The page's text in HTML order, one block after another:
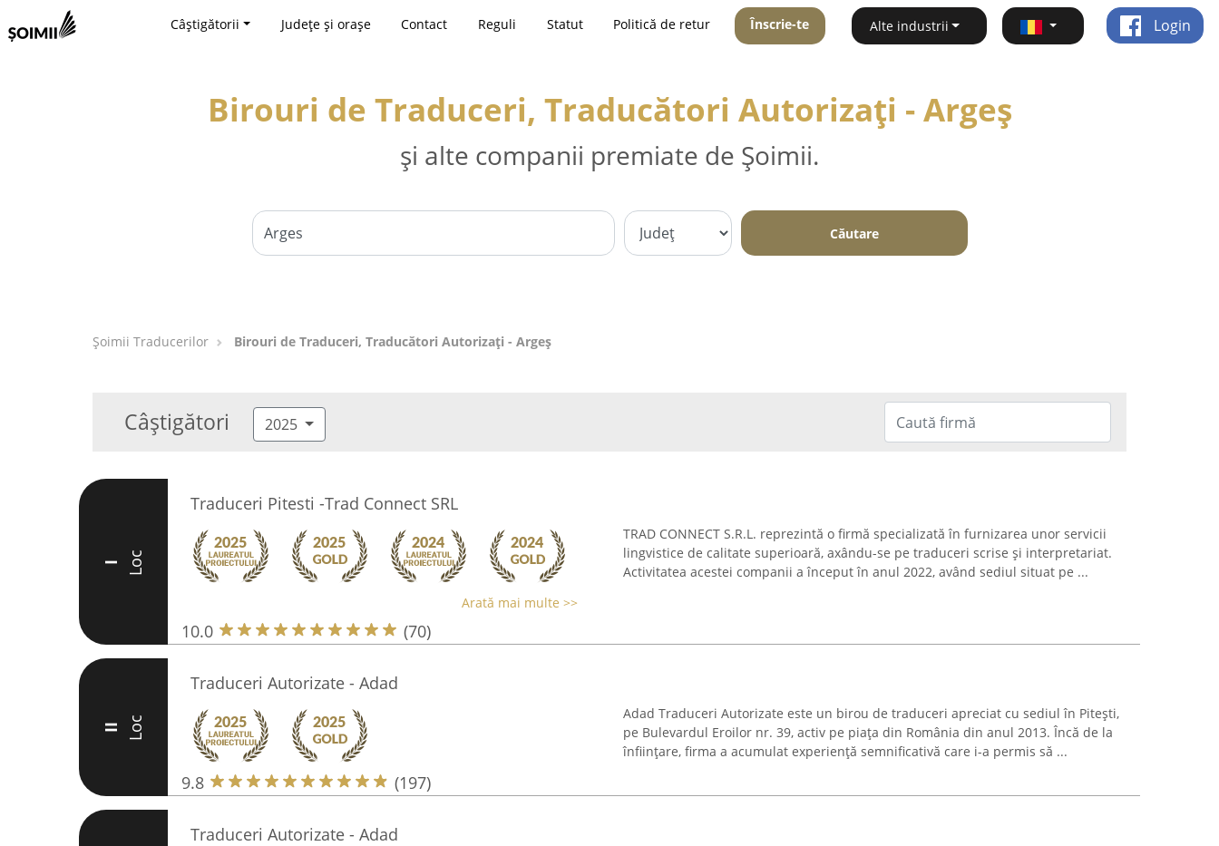
Câștigătorii Județe și orașe Contact Reguli Statut Politică de retur Înscrie-te Alte industrii Login
Birouri de Traduceri, Traducători Autorizați - Argeş
și alte companii premiate de Șoimii.
Căutare
Șoimii Traducerilor Birouri de Traduceri, Traducători Autorizați - Argeş
Câștigători 2025
I Loc
Traduceri Pitesti -Trad Connect SRL
Arată mai multe >>
10.0 (70)
TRAD CONNECT S.R.L. reprezintă o firmă specializată în furnizarea unor servicii
lingvistice de calitate superioară, axându-se pe traduceri scrise și interpretariat.
Activitatea acestei companii a început în anul 2022, având sediul situat pe ...
II Loc
Traduceri Autorizate - Adad
9.8 (197)
Adad Traduceri Autorizate este un birou de traduceri apreciat cu sediul în Pitești,
pe Bulevardul Eroilor nr. 39, activ pe piața din România din anul 2013. Încă de la
înființare, firma a acumulat experiență semnificativă care i-a permis să ...
Traduceri Autorizate - Adad